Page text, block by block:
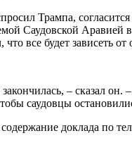
Трампа,
Саудовской
все будет зависеть от
– сказал
саудовцы
содержание доклада по